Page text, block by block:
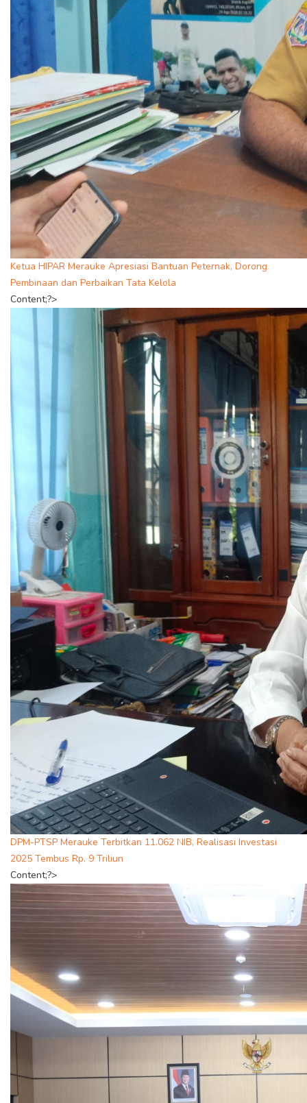
Ketua HIPAR Merauke Apresiasi Bantuan Peternak, Dorong
Pembinaan dan Perbaikan Tata Kelola
Content;?>
DPM-PTSP Merauke Terbitkan 11.062 NIB, Realisasi Investasi
2025 Tembus Rp. 9 Triliun
Content;?>